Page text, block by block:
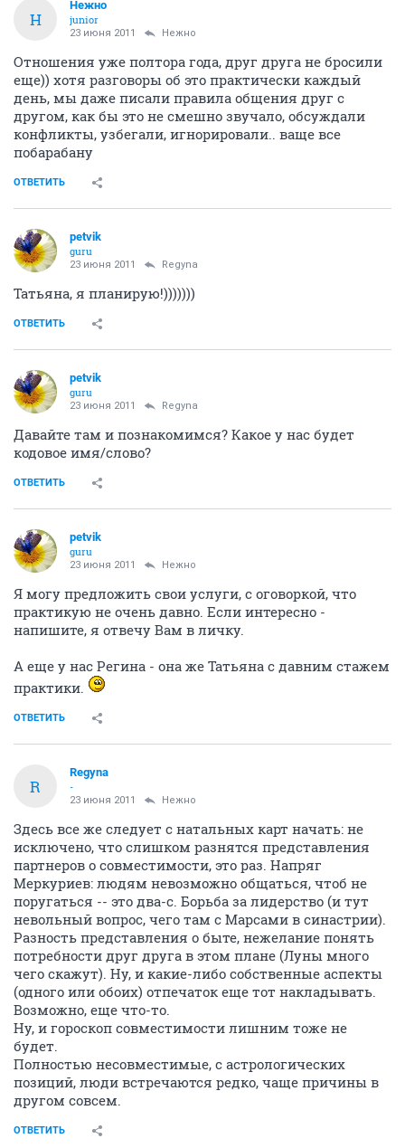
Н
Нежно
junior
23 июня 2011 Нежно
Отношения уже полтора года, друг друга не бросили
еще)) хотя разговоры об это практически каждый
день, мы даже писали правила общения друг с
другом, как бы это не смешно звучало, обсуждали
конфликты, узбегали, игнорировали.. ваще все
побарабану
ОТВЕТИТЬ
petvik
guru
23 июня 2011 Regyna
Татьяна, я планирую!)))))))
ОТВЕТИТЬ
petvik
guru
23 июня 2011 Regyna
Давайте там и познакомимся? Какое у нас будет
кодовое имя/слово?
ОТВЕТИТЬ
petvik
guru
23 июня 2011 Нежно
Я могу предложить свои услуги, с оговоркой, что
практикую не очень давно. Если интересно -
напишите, я отвечу Вам в личку.
А еще у нас Регина - она же Татьяна с давним стажем
практики.
ОТВЕТИТЬ
R
Regyna
-
23 июня 2011 Нежно
Здесь все же следует с натальных карт начать: не
исключено, что слишком разнятся представления
партнеров о совместимости, это раз. Напряг
Меркуриев: людям невозможно общаться, чтоб не
поругаться -- это два-с. Борьба за лидерство (и тут
невольный вопрос, чего там с Марсами в синастрии).
Разность представления о быте, нежелание понять
потребности друг друга в этом плане (Луны много
чего скажут). Ну, и какие-либо собственные аспекты
(одного или обоих) отпечаток еще тот накладывать.
Возможно, еще что-то.
Ну, и гороскоп совместимости лишним тоже не
будет.
Полностью несовместимые, с астрологических
позиций, люди встречаются редко, чаще причины в
другом совсем.
ОТВЕТИТЬ